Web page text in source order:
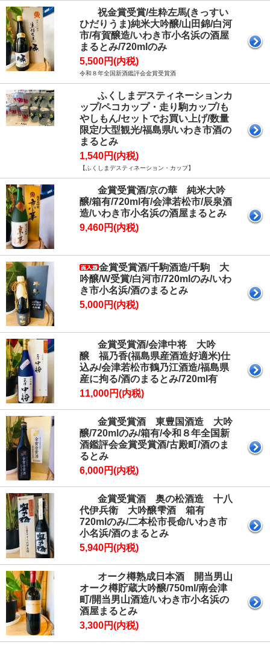
祝金賞受賞/生粋左馬(きっすい
ひだりうま)純米大吟醸/山田錦/白河
市/有賀醸造/いわき市小名浜の酒屋
まるとみ/720mlのみ
5,500円(内税)
令和８年全国新酒鑑評会金賞受賞酒
ふくしまデスティネーションカ
ップ/ペコカップ・走り駒カップ/も
やしもん/セットでお買い上げ/数量
限定/大型観光/福島県/いわき市酒の
まるとみ
1,540円(内税)
【ふくしまデスティネーション・カップ】
金賞受賞酒/京の華 純米大吟
醸/箱有/720ml有/会津若松市/辰泉酒
造/いわき市小名浜の酒屋まるとみ
9,460円(内税)
金賞受賞酒/千駒酒造/千駒 大
吟醸/W受賞/白河市/720mlのみ/いわ
き市小名浜/酒のまるとみ
5,000円(内税)
金賞受賞酒/会津中将 大吟
醸 福乃香(福島県産酒造好適米)仕
込み/会津若松市鶴乃江酒造/福島県
産に拘る/酒のまるとみ/720ml有
11,000円(内税)
金賞受賞酒 東豊国酒造 大吟
醸/720mlのみ/箱有/令和８年全国新
酒鑑評会金賞受賞酒/古殿町/酒のま
るとみ
6,000円(内税)
金賞受賞酒 奥の松酒造 十八
代伊兵衛 大吟醸雫酒 箱有
720mlのみ/二本松市長命/いわき市
小名浜/酒のまるとみ
5,940円(内税)
オーク樽熟成日本酒 開当男山
オーク樽貯蔵大吟醸/750ml/南会津
町/開当男山酒造/いわき市小名浜の
酒屋まるとみ
3,300円(内税)